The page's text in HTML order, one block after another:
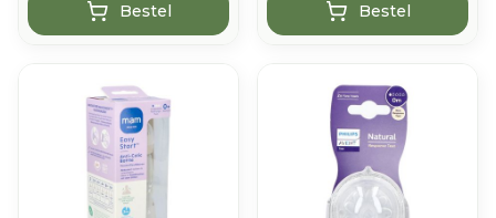
Bestel Bestel